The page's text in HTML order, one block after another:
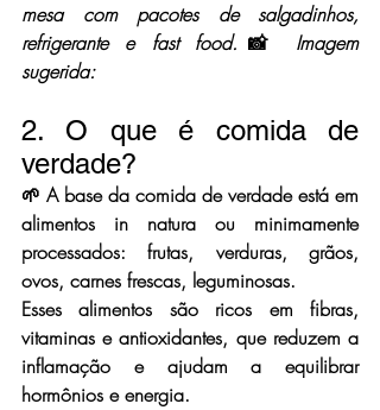
mesa com pacotes de salgadinhos,
refrigerante e fast food. 📸 Imagem
sugerida:
2. O que é comida de
verdade?
🌱 A base da comida de verdade está em
alimentos in natura ou minimamente
processados: frutas, verduras, grãos,
ovos, carnes frescas, leguminosas.
Esses alimentos são ricos em fibras,
vitaminas e antioxidantes, que reduzem a
inflamação e ajudam a equilibrar
hormônios e energia.